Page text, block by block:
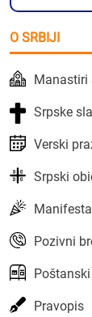
O SRBIJI
Manastiri
Srpske
Verski
Srpski
Pozivni
Pravopis